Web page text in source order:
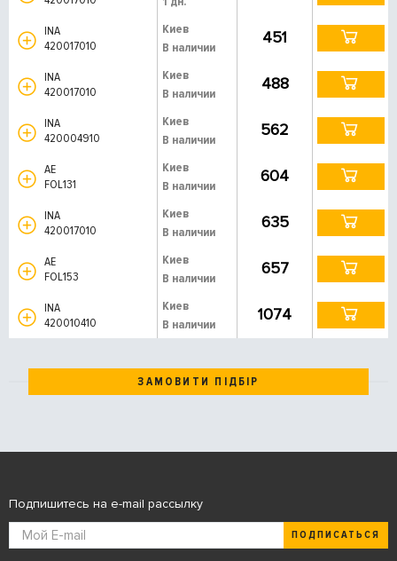
INA
420017010
Киев
В наличии
451
INA
420017010
Киев
В наличии
488
INA
420004910
Киев
В наличии
562
AE
FOL131
Киев
В наличии
604
INA
420017010
Киев
В наличии
635
AE
FOL153
Киев
В наличии
657
INA
420010410
Киев
В наличии
1074
ЗАМОВИТИ ПІДБІР
Подпишитесь на e-mail рассылку
ПОДПИСАТЬСЯ